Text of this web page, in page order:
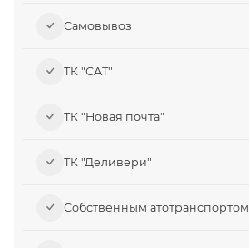
Самовывоз​
ТК "САТ"
ТК "Новая почта"
ТК "Деливери"
Собственным атотранспортом